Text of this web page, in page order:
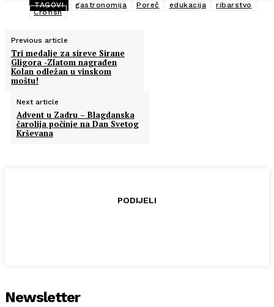
TAGOVI gastronomija Poreč edukacija
ribarstvo
Crofish
Previous article
Tri medalje za sireve Sirane
Gligora -Zlatom nagrađen
Kolan odležan u vinskom
moštu!
Next article
Advent u Zadru – Blagdanska
čarolija počinje na Dan Svetog
Krševana
PODIJELI
Newsletter